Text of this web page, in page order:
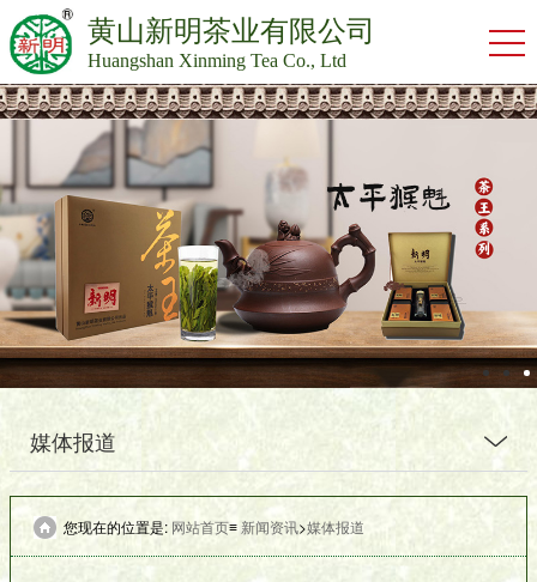
黄山新明茶业有限公司
Huangshan Xinming Tea Co., Ltd
媒体报道
您现在的位置是: 网站首页≡新闻资讯>媒体报道